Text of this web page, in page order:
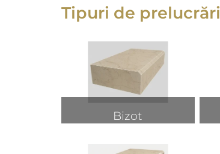
Tipuri de prelucrări
Bizot